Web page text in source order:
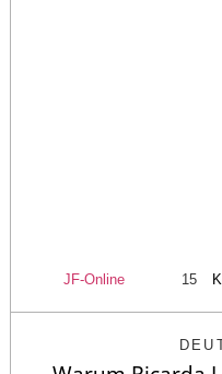
JF-Online 15